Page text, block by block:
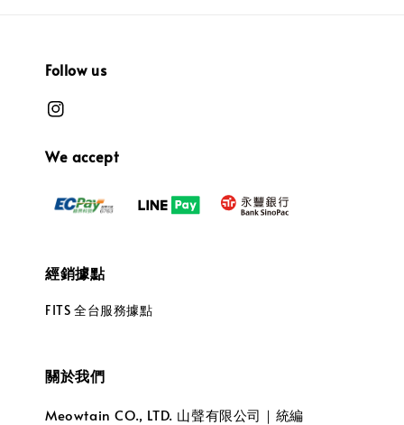
Follow us
We accept
經銷據點
FITS 全台服務據點
關於我們
Meowtain CO., LTD. 山聲有限公司｜統編